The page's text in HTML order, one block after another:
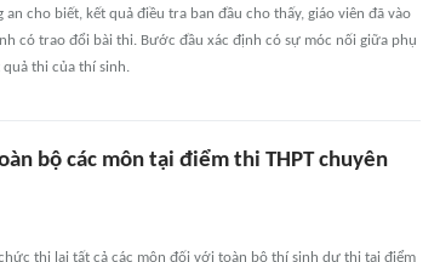
cho biết, kết quả điều tra ban đầu cho thấy, giáo viên đã vào
có trao đổi bài thi. Bước đầu xác định có sự móc nối giữa phụ
quả thi của thí sinh.
bộ các môn tại điểm thi THPT chuyên
thi lại tất cả các môn đối với toàn bộ thí sinh dự thi tại điểm